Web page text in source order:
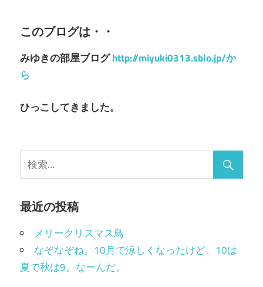
ゲ
ー
シ
ョ
このブログは・・
みゆきの部屋ブログhttp://miyuki0313.sblo.jp/か
ら
ひっこしてきました。
最近の投稿
メリークリスマス鳥
なぞなぞね。10月で涼しくなったけど、10は
夏で秋は9。なーんだ。